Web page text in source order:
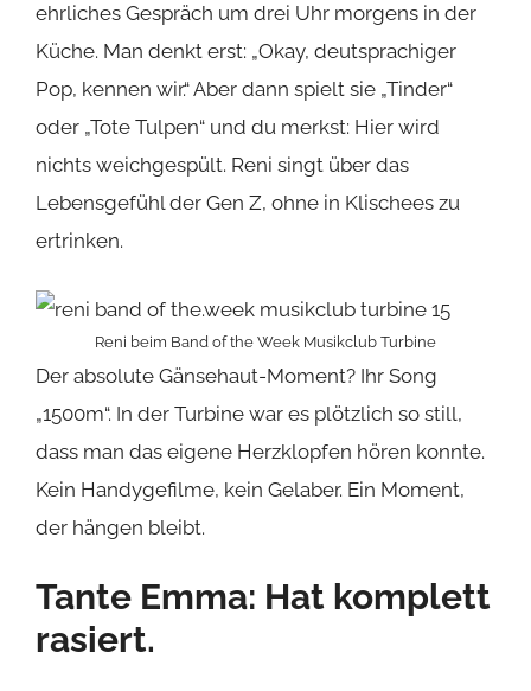
ehrliches Gespräch um drei Uhr morgens in der
Küche. Man denkt erst: „Okay, deutsprachiger
Pop, kennen wir.“ Aber dann spielt sie „Tinder“
oder „Tote Tulpen“ und du merkst: Hier wird
nichts weichgespült. Reni singt über das
Lebensgefühl der Gen Z, ohne in Klischees zu
ertrinken.
Reni beim Band of the Week Musikclub Turbine
Der absolute Gänsehaut-Moment? Ihr Song
„1500m“. In der Turbine war es plötzlich so still,
dass man das eigene Herzklopfen hören konnte.
Kein Handygefilme, kein Gelaber. Ein Moment,
der hängen bleibt.
Tante Emma: Hat komplett
rasiert.